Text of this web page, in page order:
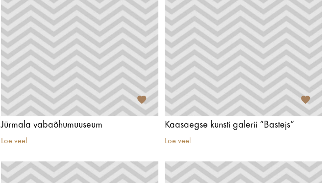
Jūrmala vabaõhumuuseum
Loe veel
Kaasaegse kunsti galerii “Bastejs”
Loe veel